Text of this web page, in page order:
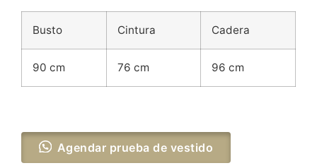
Busto Cintura Cadera
90 cm 76 cm 96 cm
Agendar prueba de vestido